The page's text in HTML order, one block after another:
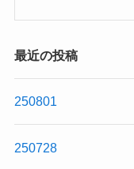
最近の投稿
250801
250728